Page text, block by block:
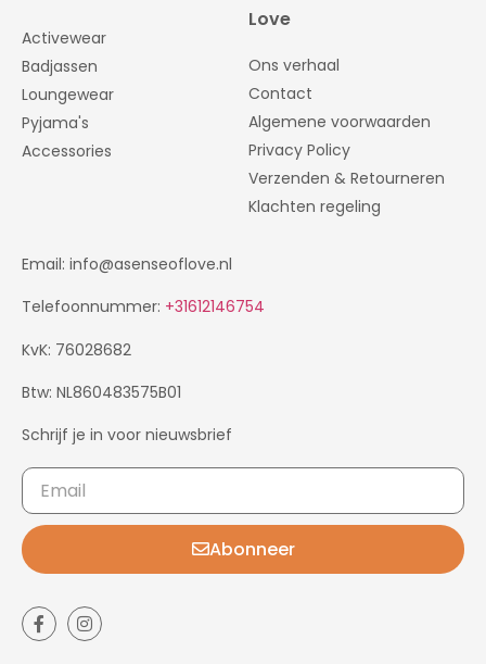
Activewear
Badjassen
Loungewear
Pyjama's
Accessories
Love
Ons verhaal
Contact
Algemene voorwaarden
Privacy Policy
Verzenden & Retourneren
Klachten regeling
Email: info@asenseoflove.nl
Telefoonnummer: +31612146754
KvK: 76028682
Btw: NL860483575B01
Schrijf je in voor nieuwsbrief
Abonneer